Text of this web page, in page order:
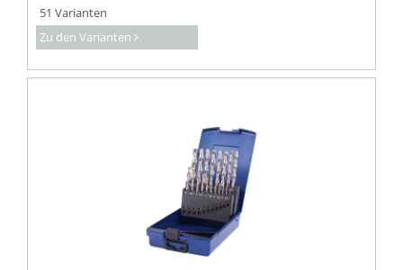
51 Varianten
Zu den Varianten